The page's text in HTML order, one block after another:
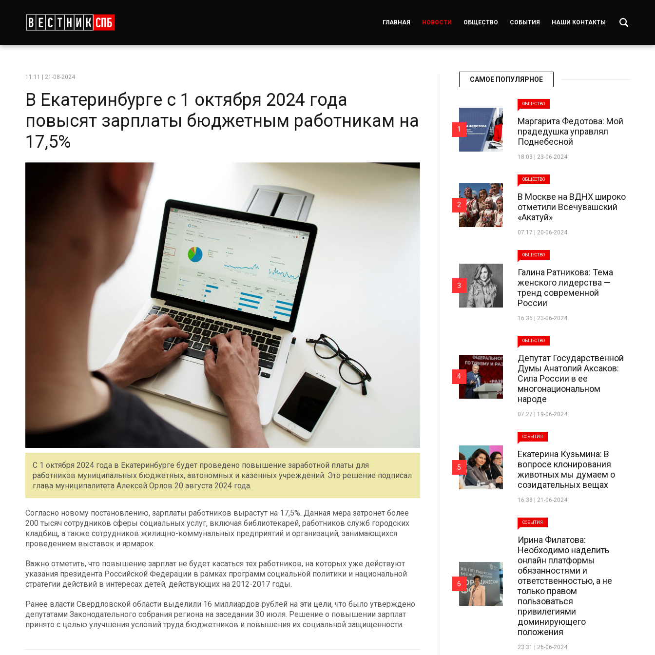
ГЛАВНАЯ НОВОСТИ ОБЩЕСТВО СОБЫТИЯ НАШИ КОНТАКТЫ
11:11 | 21-08-2024
В Екатеринбурге с 1 октября 2024 года
повысят зарплаты бюджетным работникам на
17,5%
С 1 октября 2024 года в Екатеринбурге будет проведено повышение заработной платы для
работников муниципальных бюджетных, автономных и казенных учреждений. Это решение подписал
глава муниципалитета Алексей Орлов 20 августа 2024 года.
Согласно новому постановлению, зарплаты работников вырастут на 17,5%. Данная мера затронет более
200 тысяч сотрудников сферы социальных услуг, включая библиотекарей, работников служб городских
кладбищ, а также сотрудников жилищно-коммунальных предприятий и организаций, занимающихся
проведением выставок и ярмарок.
Важно отметить, что повышение зарплат не будет касаться тех работников, на которых уже действуют
указания президента Российской Федерации в рамках программ социальной политики и национальной
стратегии действий в интересах детей, действующих на 2012-2017 годы.
Ранее власти Свердловской области выделили 16 миллиардов рублей на эти цели, что было утверждено
депутатами Законодательного собрания региона на заседании 30 июля. Решение о повышении зарплат
принято с целью улучшения условий труда бюджетников и повышения их социальной защищенности.
САМОЕ ПОПУЛЯРНОЕ
ОБЩЕСТВО
Маргарита Федотова: Мой
прадедушка управлял
Поднебесной
18:03 | 23-06-2024
1
ОБЩЕСТВО
В Москве на ВДНХ широко
отметили Всечувашский
«Акатуй»
07:17 | 20-06-2024
2
ОБЩЕСТВО
Галина Ратникова: Тема
женского лидерства —
тренд современной
России
16:36 | 23-06-2024
3
ОБЩЕСТВО
Депутат Государственной
Думы Анатолий Аксаков:
Сила России в ее
многонациональном
народе
07:27 | 19-06-2024
4
СОБЫТИЯ
Екатерина Кузьмина: В
вопросе клонирования
животных мы думаем о
созидательных вещах
16:38 | 21-06-2024
5
СОБЫТИЯ
Ирина Филатова:
Необходимо наделить
онлайн платформы
обязанностями и
ответственностью, а не
только правом
пользоваться
привилегиями
доминирующего
положения
23:31 | 26-06-2024
6